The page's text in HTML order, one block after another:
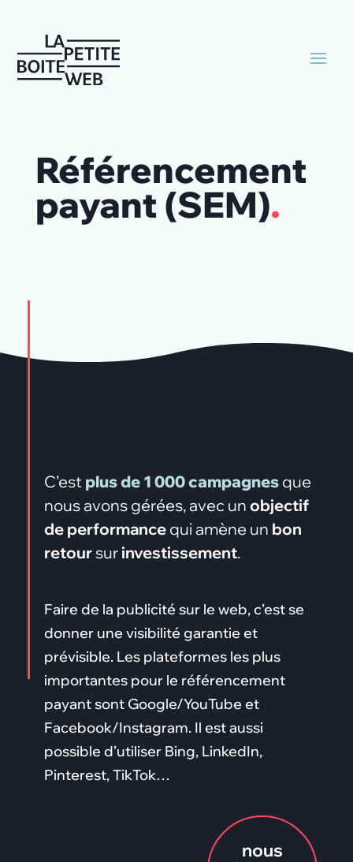
Référencement
payant (SEM).
C’est plus de 1 000 campagnesque
nous avons gérées, avec un objectif
de performancequi amène un bon
retoursur investissement.
Faire de la publicité sur le web, c’est se
donner une visibilité garantie et
prévisible. Les plateformes les plus
importantes pour le référencement
payant sont Google/YouTube et
Facebook/Instagram. Il est aussi
possible d’utiliser Bing, LinkedIn,
Pinterest, TikTok…
nous